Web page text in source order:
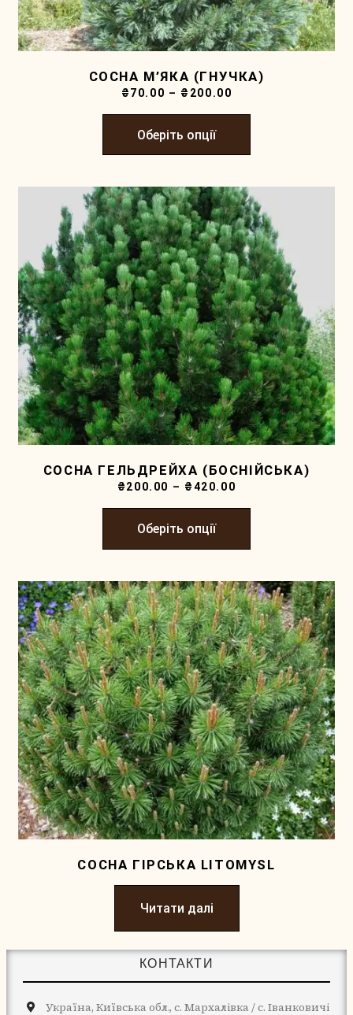
СОСНА М’ЯКА (ГНУЧКА)
₴70.00 – ₴ 200.00
Оберіть опції
СОСНА ГЕЛЬДРЕЙХА (БОСНІЙСЬКА)
₴200.00 – ₴420.00
Оберіть опції
СОСНА ГІРСЬКА LITOMYSL
Читати далі
КОНТАКТИ
Україна, Київська обл., с. Мархалівка / с. Іванковичі